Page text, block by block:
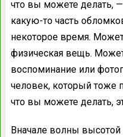
что вы можете делать,
какую-то часть
некоторое время.
физическая вещь.
воспоминание или
человек, который тоже
что вы можете делать,
Вначале волны